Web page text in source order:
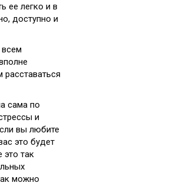
ее легко и в
доступно и
всем
сама по
и
вы любите
это будет
так
можно